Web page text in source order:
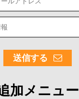
加メニュー